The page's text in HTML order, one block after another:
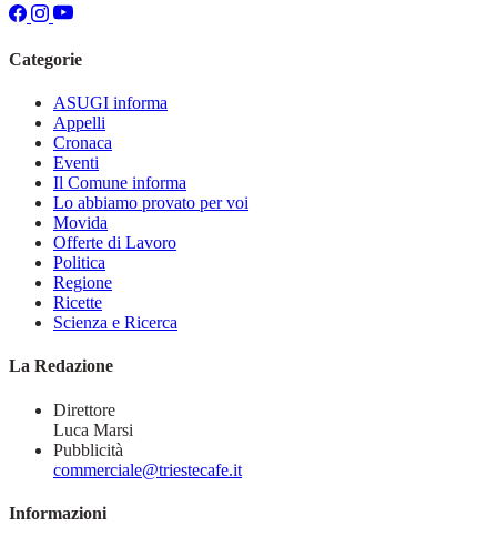
Categorie
ASUGI informa
Appelli
Cronaca
Eventi
Il Comune informa
Lo abbiamo provato per voi
Movida
Offerte di Lavoro
Politica
Regione
Ricette
Scienza e Ricerca
La Redazione
Direttore
Luca Marsi
Pubblicità
commerciale@triestecafe.it
Informazioni